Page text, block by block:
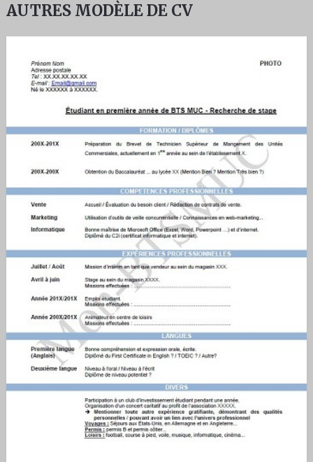
AUTRES MODÈLE DE CV